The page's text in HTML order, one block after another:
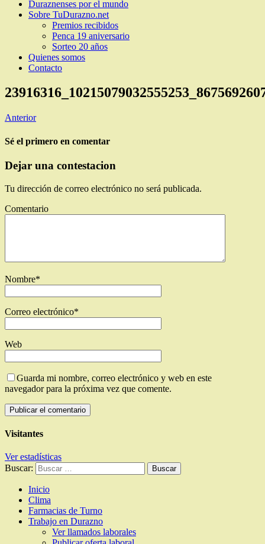
Duraznenses por el mundo
Sobre TuDurazno.net
Premios recibidos
Penca 19 aniversario
Sorteo 20 años
Quienes somos
Contacto
Anterior
Sé el primero en comentar
Dejar una contestacion
Tu dirección de correo electrónico no será publicada.
Comentario
Nombre*
Correo electrónico*
Web
Guarda mi nombre, correo electrónico y web en este
navegador para la próxima vez que comente.
Visitantes
Ver estadísticas
Buscar:
Inicio
Clima
Farmacias de Turno
Trabajo en Durazno
Ver llamados laborales